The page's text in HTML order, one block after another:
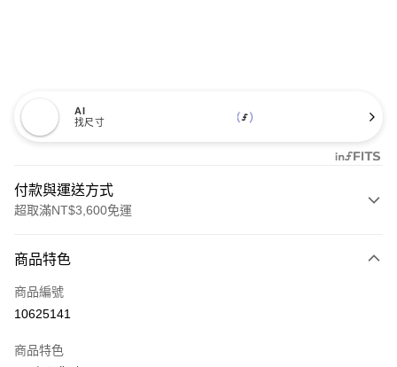
AI
找尺寸
付款與運送方式
超取滿NT$3,600免運
信用卡一次付款
信用卡分期付款
合作金庫商業銀行
商品特色
商品編號
10625141
商品特色